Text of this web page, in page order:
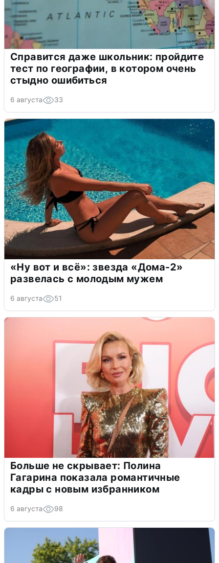
Справится даже школьник: пройдите
тест по географии, в котором очень
стыдно ошибиться
6 августа 33
«Ну вот и всё»: звезда «Дома-2»
развелась с молодым мужем
6 августа 51
Больше не скрывает: Полина
Гагарина показала романтичные
кадры с новым избранником
6 августа 98